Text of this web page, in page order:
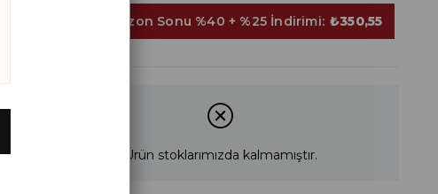
Sepette Sezon Sonu %40 + %25 İndirimi: ₺350,55
Ürün stoklarımızda kalmamıştır.